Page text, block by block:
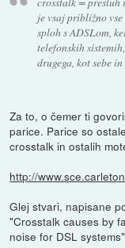
je vsaj približno
sploh s ADSLom,
telefonskih
drugega, kot sebe
Za to, o čemer ti
parice. Parice so
crosstalk in ostalih
http://
Glej stvari, napisane
"Crosstalk causes by
noise for DSL